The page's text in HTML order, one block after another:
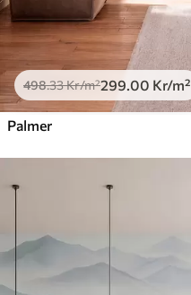
498.33Kr/m²299.00 Kr/m²
Palmer